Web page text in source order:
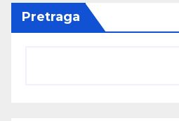
Pretraga